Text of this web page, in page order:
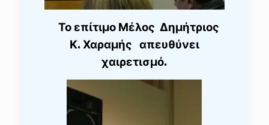
Το επίτιμο Μέλος Δημήτριος
Κ. Χαραμής απευθύνει
χαιρετισμό.